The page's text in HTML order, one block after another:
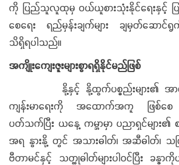
ကို ပြည်သူလူထုမှ ဝယ်ယူစားသုံးနိုင်ရေးနှင့် ပ
စေရေး ရည်မှန်းချက်များ ချမှတ်ဆောင်ရွ
သိရှိရပါသည်။
အကျိုးကျေးဇူးများစွာရရှိနိုင်မည်ဖြစ်
နို့နှင့် နို့ထွက်ပစ္စည်းများ၏ အာဟာရ
ကျန်းမာရေးကို အထောက်အကူ ဖြစ်စေ
ပတ်သက်ပြီး ယနေ့ ကမ္ဘာမှာ ပညာရှင်များ၏
အရ နွားနို့ တွင် အသားဓါတ်၊ အဆီဓါတ်၊ သက
ဗီတာမင်နှင့် သတ္ထုဓါတ်များပါဝင်ပြီး ခန္